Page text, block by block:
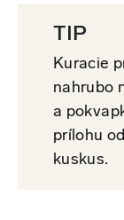
TIP
Kuracie
nahrubo
a
prílohu
kuskus.